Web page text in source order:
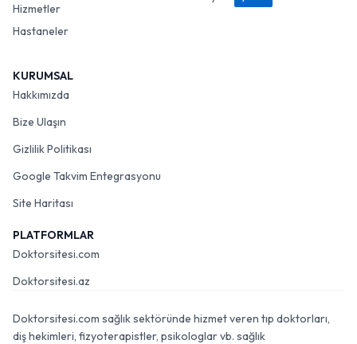
Hizmetler
Hastaneler
KURUMSAL
Hakkımızda
Bize Ulaşın
Gizlilik Politikası
Google Takvim Entegrasyonu
Site Haritası
PLATFORMLAR
Doktorsitesi.com
Doktorsitesi.az
Doktorsitesi.com sağlık sektöründe hizmet veren tıp doktorları,
diş hekimleri, fizyoterapistler, psikologlar vb. sağlık